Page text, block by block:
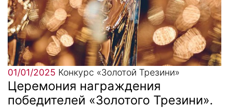
01/01/2025 Конкурс «Золотой Трезини»
Церемония награждения
победителей «Золотого Трезини».